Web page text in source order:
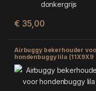
€ 35,00
Airbuggy bekerhouder
hondenbuggy lila (11X9X9
CM)